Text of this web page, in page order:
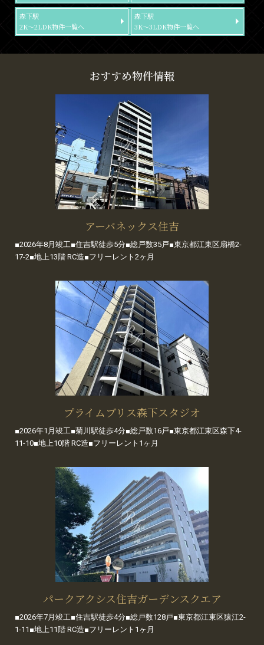
森下駅
2K～2LDK物件一覧へ
森下駅
3K～3LDK物件一覧へ
おすすめ物件情報
アーバネックス住吉
■2026年8月竣工■住吉駅徒歩5分■総戸数35戸■東京都江東区扇橋2-
17-2■地上13階 RC造■フリーレント2ヶ月
プライムブリス森下スタジオ
■2026年1月竣工■菊川駅徒歩4分■総戸数16戸■東京都江東区森下4-
11-10■地上10階 RC造■フリーレント1ヶ月
パークアクシス住吉ガーデンスクエア
■2026年7月竣工■住吉駅徒歩4分■総戸数128戸■東京都江東区猿江2-
1-11■地上11階 RC造■フリーレント1ヶ月